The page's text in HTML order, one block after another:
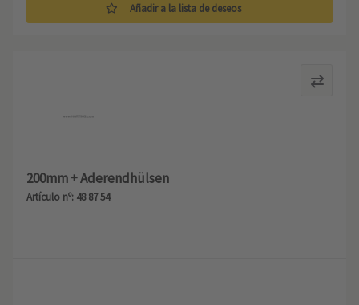
Añadir a la lista de deseos
200mm + Aderendhülsen
Artículo nº: 48 87 54